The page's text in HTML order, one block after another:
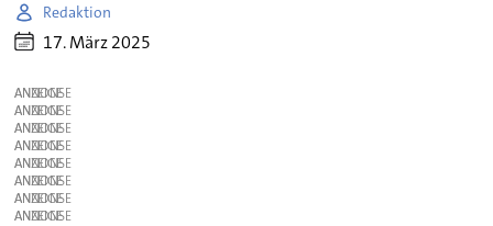
Redaktion
17. März 2025
ANZEIGE
ANZEIGE
ANZEIGE
ANZEIGE
ANZEIGE
ANZEIGE
ANZEIGE
ANZEIGE